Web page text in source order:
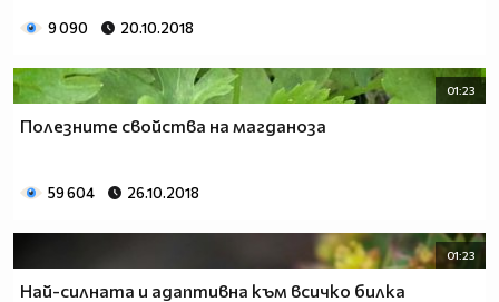
9 090 20.10.2018
01:23
Полезните свойства на магданоза
59 604 26.10.2018
01:23
Най-силната и адаптивна към всичко билка